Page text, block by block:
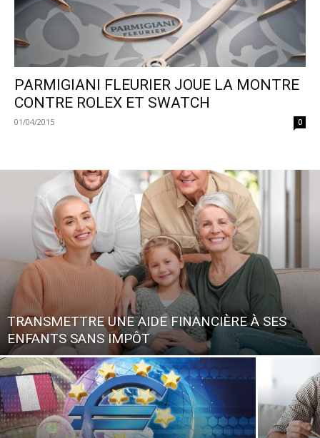
PARMIGIANI FLEURIER JOUE LA MONTRE
CONTRE ROLEX ET SWATCH
01/04/2015 0
TRANSMETTRE UNE AIDE FINANCIÈRE À SES
ENFANTS SANS IMPÔT